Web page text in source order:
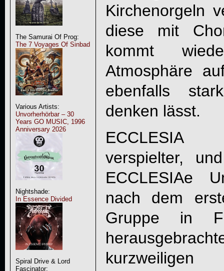
The Samurai Of Prog:
The 7 Voyages Of Sinbad
Various Artists:
Unvorherhörbar – 30
Years GO MUSIC, 1996
Anniversary 2026
Nightshade:
In Essence Divided
Spiral Drive & Lord
Fascinator:
Kirchenorgeln
diese mit
kommt
Atmosphäre
ebenfalls
denken lässt.
ECCLESIA
verspielter,
ECCLESIAe
nach dem
Gruppe in